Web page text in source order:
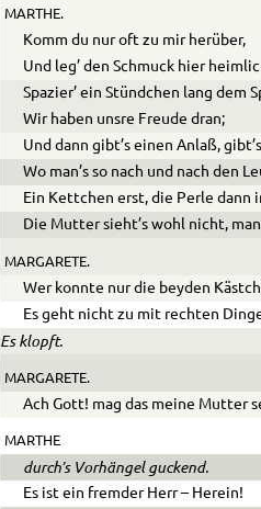
MARTHE.
Komm du nur oft zu mir herüber,
Und leg’ den Schmuck hier
Spazier’ ein Stündchen lang dem
Wir haben unsre Freude dran;
Und dann gibt’s einen Anlaß,
Wo man’s so nach und nach den
Ein Kettchen erst, die Perle dann
Die Mutter sieht’s wohl nicht,
MARGARETE.
Wer konnte nur die beyden
Es geht nicht zu mit rechten
Es klopft.
MARGARETE.
Ach Gott! mag das meine Mutter
MARTHE
durch’s Vorhängel guckend.
Es ist ein fremder Herr – Herein!